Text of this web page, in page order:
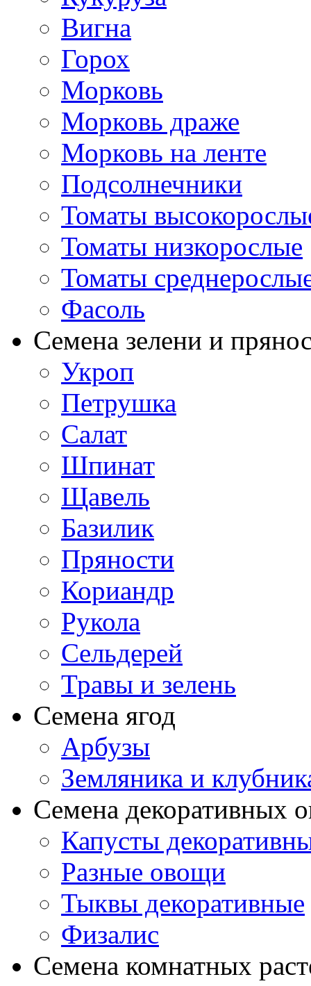
Вигна
Горох
Морковь
Морковь драже
Морковь на ленте
Подсолнечники
Томаты
Томаты низкорослые
Томаты
Фасоль
Семена зелени и
Укроп
Петрушка
Салат
Шпинат
Щавель
Базилик
Пряности
Кориандр
Рукола
Сельдерей
Травы и зелень
Семена ягод
Арбузы
Земляника и
Семена декоративных
Капусты
Разные овощи
Тыквы декоративные
Физалис
Семена комнатных